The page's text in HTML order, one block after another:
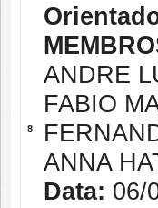
8
ANDRE
FABIO
ANNA
Data: 06/